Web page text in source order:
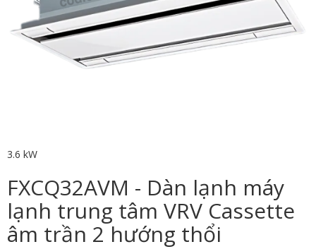
3.6 kW
FXCQ32AVM - Dàn lạnh máy
lạnh trung tâm VRV Cassette
âm trần 2 hướng thổi